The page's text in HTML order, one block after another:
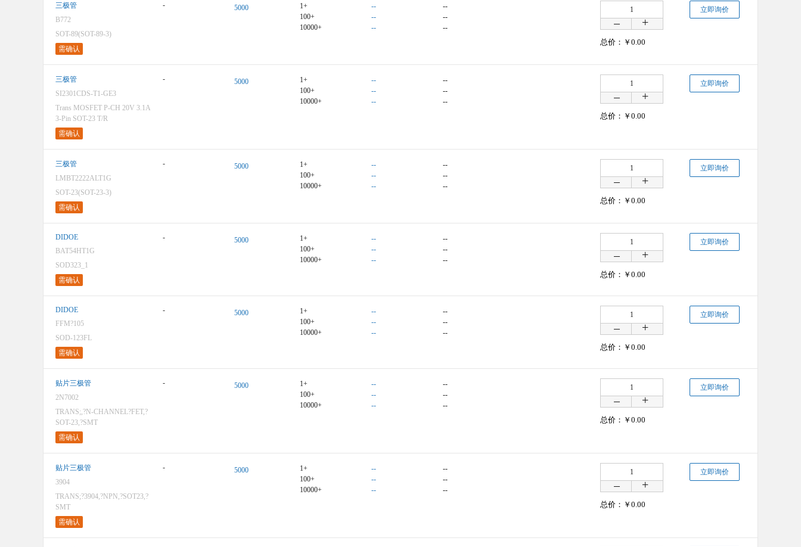
三极管
B772
SOT-89(SOT-89-3)
需确认
- 5000
1+
100+
10000+
--
--
--
--
--
--
总价：￥ 0.00
立即询价
三极管
SI2301CDS-T1-GE3
Trans MOSFET P-CH 20V 3.1A
3-Pin SOT-23 T/R
需确认
- 5000
1+
100+
10000+
--
--
--
--
--
--
总价：￥ 0.00
立即询价
三极管
LMBT2222ALT1G
SOT-23(SOT-23-3)
需确认
- 5000
1+
100+
10000+
--
--
--
--
--
--
总价：￥ 0.00
立即询价
DIDOE
BAT54HT1G
SOD323_1
需确认
- 5000
1+
100+
10000+
--
--
--
--
--
--
总价：￥ 0.00
立即询价
DIDOE
FFM?105
SOD-123FL
需确认
- 5000
1+
100+
10000+
--
--
--
--
--
--
总价：￥ 0.00
立即询价
贴片三极管
2N7002
TRANS;,?N-CHANNEL?FET,?
SOT-23,?SMT
需确认
- 5000
1+
100+
10000+
--
--
--
--
--
--
总价：￥ 0.00
立即询价
贴片三极管
3904
TRANS;?3904,?NPN,?SOT23,?
SMT
需确认
- 5000
1+
100+
10000+
--
--
--
--
--
--
总价：￥ 0.00
立即询价